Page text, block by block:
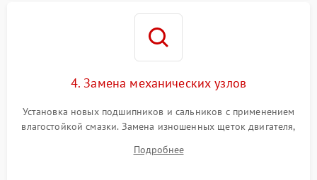
4. Замена механических узлов
Установка новых подшипников и сальников с применением
влагостойкой смазки. Замена изношенных щеток двигателя,
или поврежденной резиновой манжеты.
Подробнее